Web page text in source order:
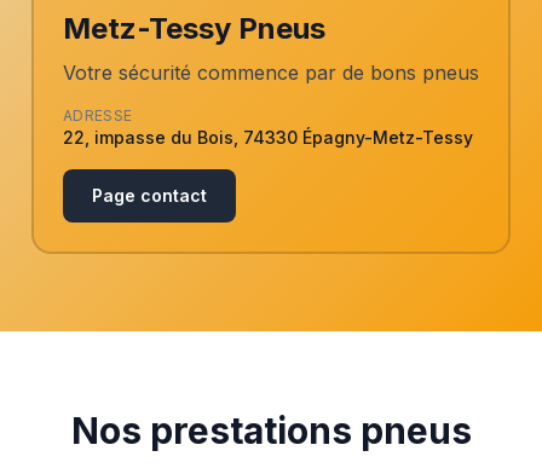
Metz-Tessy Pneus
Votre sécurité commence par de bons pneus
ADRESSE
22, impasse du Bois, 74330 Épagny-Metz-Tessy
Page contact
Nos prestations pneus